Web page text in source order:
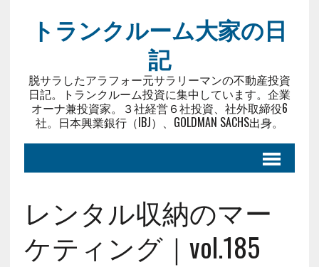
トランクルーム大家の日
記
脱サラしたアラフォー元サラリーマンの不動産投資
日記。トランクルーム投資に集中しています。企業
オーナ兼投資家。３社経営６社投資、社外取締役6
社。日本興業銀行（IBJ）、GOLDMAN SACHS出身。
レンタル収納のマー
ケティング｜vol.185